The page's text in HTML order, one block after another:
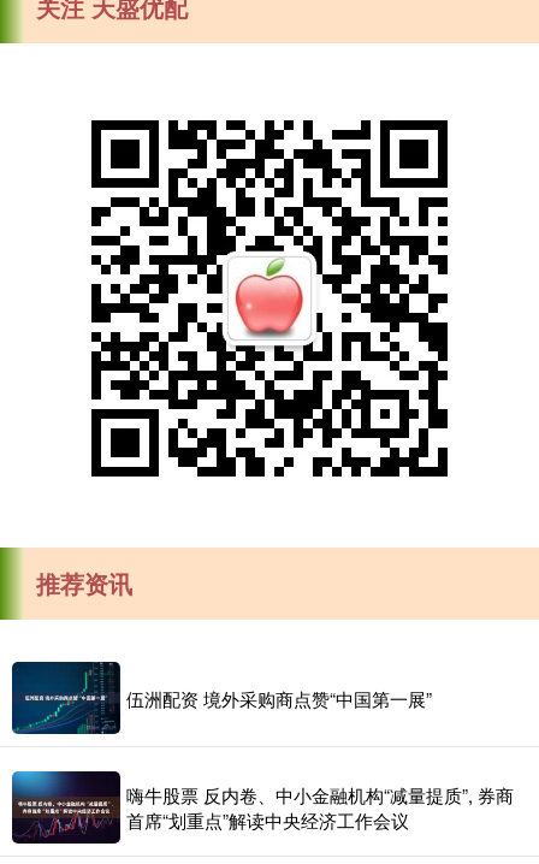
推荐资讯
伍洲配资 境外采购商点赞“中国第一展”
嗨牛股票 反内卷、中小金融机构“减量提质”, 券商
首席“划重点”解读中央经济工作会议